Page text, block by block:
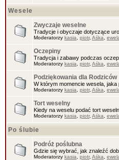
Wesele
Zwyczaje weselne
Tradycje i obyczaje dotyczące
Moderatorzy kasia piotr, Aśka
Oczepiny
Tradycja i zabawy podczas
Moderatorzy kasia piotr, Aśka
Podziękowania dla Rodziców
W którym momencie wesela,
Moderatorzy kasia piotr, Aśka
Tort weselny
Kiedy na weselu podać tort
Moderatorzy kasia piotr, Aśka
Po ślubie
Podróż poślubna
Gdzie się wybrać, jak znaleźć
Moderatorzy kasia piotr, Aśka